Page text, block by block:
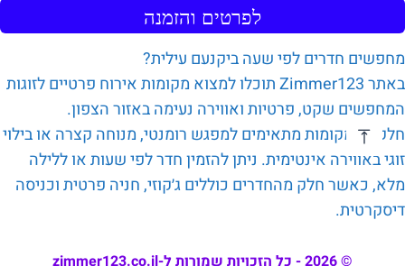
לפרטים והזמנה
מחפשים חדרים לפי שעה ביקנעם עילית?
באתר Zimmer123 תוכלו למצוא מקומות אירוח פרטיים לזוגות
המחפשים שקט, פרטיות ואווירה נעימה באזור הצפון.
חלק מהמקומות מתאימים למפגש רומנטי, מנוחה קצרה או בילוי
זוגי באווירה אינטימית. ניתן להזמין חדר לפי שעות או ללילה
מלא, כאשר חלק מהחדרים כוללים ג׳קוזי, חניה פרטית וכניסה
דיסקרטית.
© 2026 - כל הזכויות שמורות ל-zimmer123.co.il